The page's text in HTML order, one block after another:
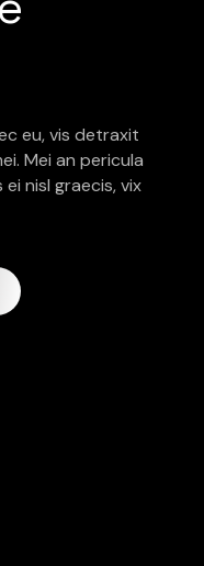
eu, vis detraxit
Mei an pericula
nisl graecis, vix